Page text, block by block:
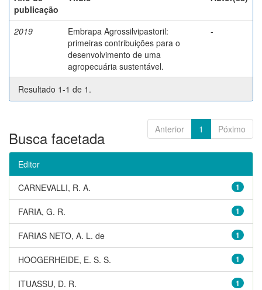
publicação
2019
Embrapa Agrossilvipastoril:
primeiras contribuições para o
desenvolvimento de uma
agropecuária sustentável.
-
Resultado 1-1 de 1.
Anterior 1 Póximo
Busca facetada
Editor
1
CARNEVALLI, R. A.
1
FARIA, G. R.
1
FARIAS NETO, A. L. de
1
HOOGERHEIDE, E. S. S.
1
ITUASSU, D. R.